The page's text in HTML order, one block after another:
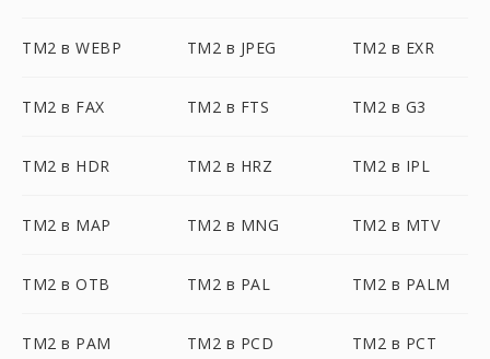
TM2 в WEBP TM2 в JPEG TM2 в EXR
TM2 в FAX TM2 в FTS TM2 в G3
TM2 в HDR TM2 в HRZ TM2 в IPL
TM2 в MAP TM2 в MNG TM2 в MTV
TM2 в OTB TM2 в PAL TM2 в PALM
TM2 в PAM TM2 в PCD TM2 в PCT